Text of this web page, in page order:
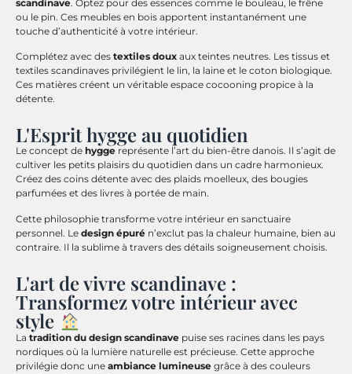
scandinave. Optez pour des essences comme le bouleau, le frêne
ou le pin. Ces meubles en bois apportent instantanément une
touche d’authenticité à votre intérieur.
Complétez avec des textiles doux aux teintes neutres. Les tissus et
textiles scandinaves privilégient le lin, la laine et le coton biologique.
Ces matières créent un véritable espace cocooning propice à la
détente.
L'Esprit hygge au quotidien
Le concept de hygge représente l’art du bien-être danois. Il s’agit de
cultiver les petits plaisirs du quotidien dans un cadre harmonieux.
Créez des coins détente avec des plaids moelleux, des bougies
parfumées et des livres à portée de main.
Cette philosophie transforme votre intérieur en sanctuaire
personnel. Le design épuré n’exclut pas la chaleur humaine, bien au
contraire. Il la sublime à travers des détails soigneusement choisis.
L'art de vivre scandinave :
Transformez votre intérieur avec
style
La tradition du design scandinave puise ses racines dans les pays
nordiques où la lumière naturelle est précieuse. Cette approche
privilégie donc une ambiance lumineuse grâce à des couleurs